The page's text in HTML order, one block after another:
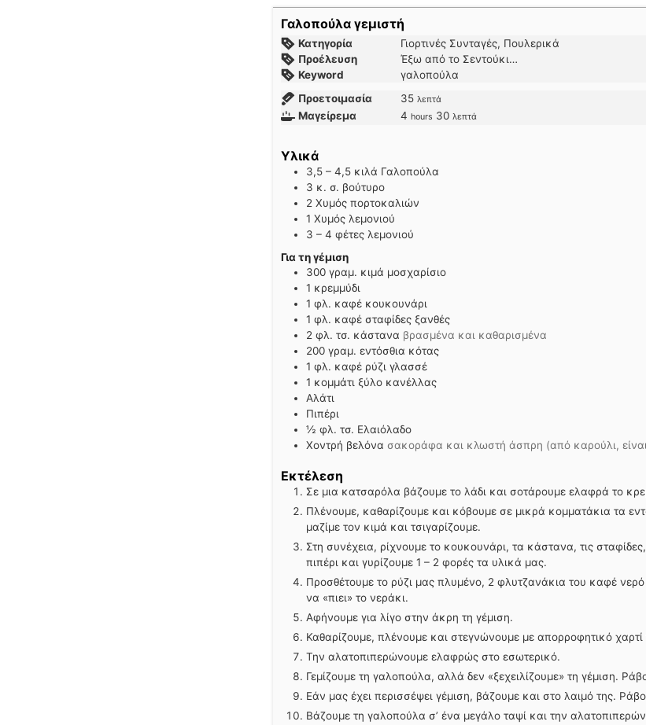
Γαλοπούλα γεμιστή
Κατηγορία
Γιορτινές Συνταγές, Πουλερικά
Προέλευση
Έξω από το Σεντούκι…
Keyword
γαλοπούλα
Προετοιμασία
35λεπτά
λεπτά
Μαγείρεμα 4hours
hours 30λεπτά
λεπτά
Υλικά
3,5 – 4,5 κιλά Γαλοπούλα
3 κ. σ. βούτυρο
2 Χυμός πορτοκαλιών
1 Χυμός λεμονιού
3 – 4 φέτες λεμονιού
Για τη γέμιση
300 γραμ. κιμά μοσχαρίσιο
1 κρεμμύδι
1 φλ. καφέ κουκουνάρι
1 φλ. καφέ σταφίδες ξανθές
2 φλ. τσ. κάστανα βρασμένα και καθαρισμένα
200 γραμ. εντόσθια κότας
1 φλ. καφέ ρύζι γλασσέ
1 κομμάτι ξύλο κανέλλας
Αλάτι
Πιπέρι
½ φλ. τσ. Ελαιόλαδο
Χοντρή βελόνα σακοράφα και κλωστή άσπρη (από καρούλι, είναι
Εκτέλεση
Σε μια κατσαρόλα βάζουμε το λάδι και σοτάρουμε ελαφρά το
Πλένουμε, καθαρίζουμε και κόβουμε σε μικρά κομματάκια τα
μαζίμε τον κιμά και τσιγαρίζουμε.
Στη συνέχεια, ρίχνουμε το κουκουνάρι, τα κάστανα, τις
πιπέρι και γυρίζουμε 1 – 2 φορές τα υλικά μας.
Προσθέτουμε το ρύζι μας πλυμένο, 2 φλυτζανάκια του καφέ νερό
να «πιει» το νεράκι.
Αφήνουμε για λίγο στην άκρη τη γέμιση.
Καθαρίζουμε, πλένουμε και στεγνώνουμε με απορροφητικό
Την αλατοπιπερώνουμε ελαφρώς στο εσωτερικό.
Γεμίζουμε τη γαλοπούλα, αλλά δεν «ξεχειλίζουμε» τη γέμιση.
Εάν μας έχει περισσέψει γέμιση, βάζουμε και στο λαιμό της.
Βάζουμε τη γαλοπούλα σ’ ένα μεγάλο ταψί και την